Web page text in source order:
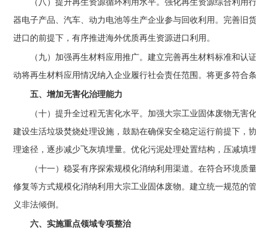
（八）提升再生资源循环利用水平。强化再生资源综合利用行业
器电子产品、汽车、动力电池等生产企业参与回收利用。完善旧货
进口的前提下，有序推进海外优质再生资源进口利用。
（九）加强再生材料应用推广。建立完善再生材料标准和认证
动将再生材料应用情况纳入企业履行社会责任范围。将更多符合条
五、增加无害化治理能力
（十）提升全过程无害化水平。 加强大宗工业固体废物无害化
建设生活垃圾焚烧处理设施，鼓励在确保安全稳定运行前提下，协
理途径，逐步减少飞灰填埋量。优化污泥处理处置结构，压减填埋规
（十一）稳妥有序探索规模化消纳利用渠道。在符合环境质量标
修复等方式规模化消纳利用大宗工业固体废物。建立统一规范的管
义非法倾倒。
六、实施重点领域专项整治